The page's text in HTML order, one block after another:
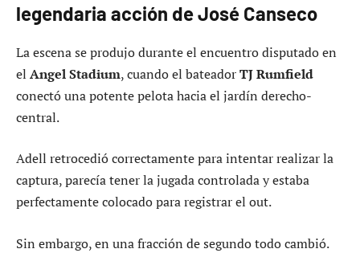
legendaria acción de José Canseco
La escena se produjo durante el encuentro disputado en
el Angel Stadium, cuando el bateadorTJ Rumfield
conectó una potente pelota hacia el jardín derecho-
central.
Adell retrocedió correctamente para intentar realizar la
captura, parecía tener la jugada controlada y estaba
perfectamente colocado para registrar el out.
Sin embargo, en una fracción de segundo todo cambió.